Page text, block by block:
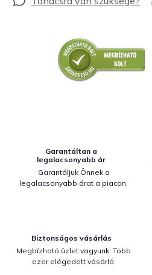
Garantáltan a
legalacsonyabb ár
Garantáljuk Önnek a
legalacsonyabb árat a piacon.
Biztonságos vásárlás
Megbízható üzlet vagyunk. Több
ezer elégedett vásárló.